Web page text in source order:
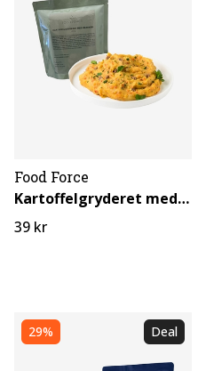
Food Force
Kartoffelgryderet med oksekød
39 kr
29% Deal